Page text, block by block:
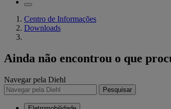
Centro de Informações
Downloads
Ainda não encontrou o que
Navegar pela Diehl
Pesquisar